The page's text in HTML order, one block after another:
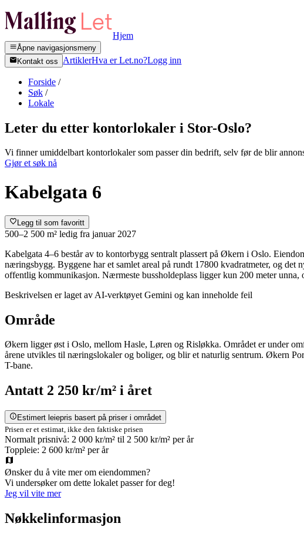
Hjem
Åpne navigasjonsmeny
Kontakt oss
ArtiklerHva er Let.no?Logg inn
Forside /
Søk /
Lokale
Leter du etter kontorlokaler i Stor-Oslo?
Vi finner umiddelbart kontorlokaler som passer din bedrift, selv før de blir
Gjør et søk nå
Kabelgata 6
Legg til som favoritt
500–2 500 m² ledig fra januar 2027
Kabelgata 4–6 består av to kontorbygg sentralt plassert på Økern i Oslo.
næringsbygg. Byggene har et samlet areal på rundt 17800 kvadratmeter, og
offentlig kommunikasjon. Nærmeste bussholdeplass ligger kun 200 meter
Beskrivelsen er laget av AI-verktøyet Gemini og kan inneholde feil
Område
Økern ligger øst i Oslo, mellom Hasle, Løren og Risløkka. Området er under
årene utvikles til næringslokaler og boliger, og blir et naturlig sentrum. Økern
T-bane.
Antatt 2 250 kr/m² i året
Estimert leiepris basert på priser i området
Prisen er et estimat, ikke den faktiske prisen
Normalt prisnivå: 2 000 kr/m² til 2 500 kr/m² per år
Toppleie: 2 600 kr/m² per år
Ønsker du å vite mer om eiendommen?
Vi undersøker om dette lokalet passer for deg!
Jeg vil vite mer
Nøkkelinformasjon